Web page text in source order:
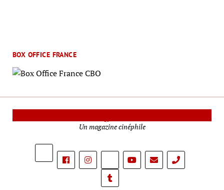
BOX OFFICE FRANCE
Un magazine cinéphile
phone